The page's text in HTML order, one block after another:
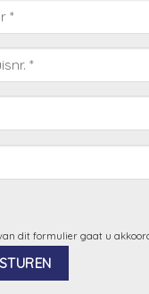
dit formulier gaat u